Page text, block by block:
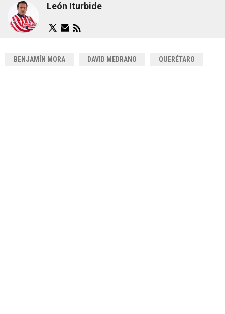
León Iturbide
BENJAMÍN MORA DAVID MEDRANO QUERÉTARO